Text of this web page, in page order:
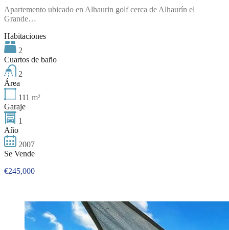
Apartemento ubicado en Alhaurin golf cerca de Alhaurín el
Grande…
Habitaciones
2
Cuartos de baño
2
Área
111 m²
Garaje
1
Año
2007
Se Vende
€245,000